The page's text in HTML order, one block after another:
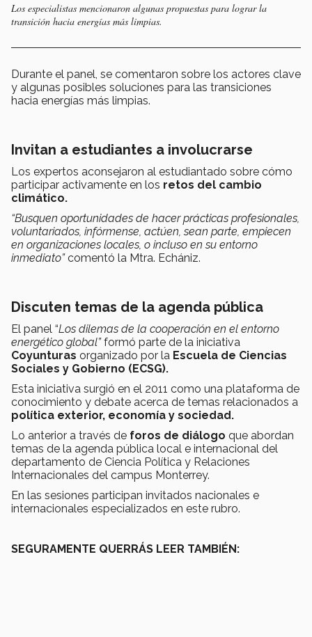
Los especialistas mencionaron algunas propuestas para lograr la
transición hacia energías más limpias.
Durante el panel, se comentaron sobre los actores clave
y algunas posibles soluciones para las transiciones
hacia energías más limpias.
Invitan a estudiantes a involucrarse
Los expertos aconsejaron al estudiantado sobre cómo
participar activamente en los retos del cambio
climático.
“Busquen oportunidades de hacer prácticas profesionales,
voluntariados, infórmense, actúen, sean parte, empiecen
en organizaciones locales, o incluso en su entorno
inmediato”comentó la Mtra. Echániz.
Discuten temas de la agenda pública
El panel “Los dilemas de la cooperación en el entorno
energético global”formó parte de la iniciativa
Coyunturas organizado por la Escuela de Ciencias
Sociales y Gobierno (ECSG).
Esta iniciativa surgió en el 2011 como una plataforma de
conocimiento y debate acerca de temas relacionados a
política exterior, economía y sociedad.
Lo anterior a través de foros de diálogo que abordan
temas de la agenda pública local e internacional del
departamento de Ciencia Política y Relaciones
Internacionales del campus Monterrey.
En las sesiones participan invitados nacionales e
internacionales especializados en este rubro.
SEGURAMENTE QUERRÁS LEER TAMBIÉN: